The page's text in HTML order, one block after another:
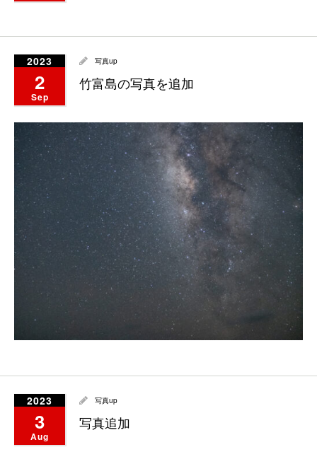
2023
2
Sep
写真up
竹富島の写真を追加
2023
3
Aug
写真up
写真追加